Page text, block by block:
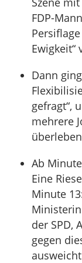
FDP-
Ewigkeit“
Dann
gefragt“,
mehrere
Ab
Eine
Minute
der SPD,
gegen